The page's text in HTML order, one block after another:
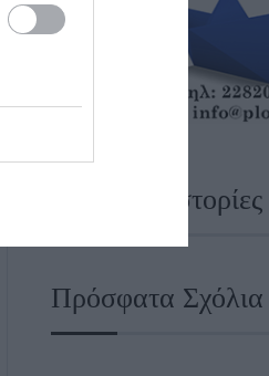
Ναυτικές Ιστορίες
Πρόσφατα Σχόλια